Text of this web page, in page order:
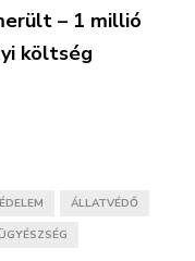
– 1 millió
költség
ÁLLATVÉDŐ
ÜGYÉSZSÉG